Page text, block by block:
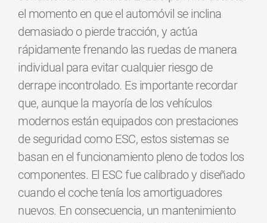
el momento en que el automóvil se inclina
demasiado o pierde tracción, y actúa
rápidamente frenando las ruedas de manera
individual para evitar cualquier riesgo de
derrape incontrolado. Es importante recordar
que, aunque la mayoría de los vehículos
modernos están equipados con prestaciones
de seguridad como ESC, estos sistemas se
basan en el funcionamiento pleno de todos los
componentes. El ESC fue calibrado y diseñado
cuando el coche tenía los amortiguadores
nuevos. En consecuencia, un mantenimiento